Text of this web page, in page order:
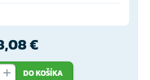
€
DO KOŠÍKA